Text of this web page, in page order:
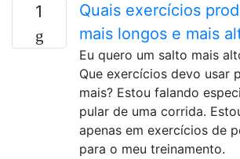
1
Quais exercícios
mais longos e mais
Eu quero um salto mais
Que exercícios devo usar
mais? Estou falando
pular de uma corrida.
apenas em exercícios de
para o meu treinamento.